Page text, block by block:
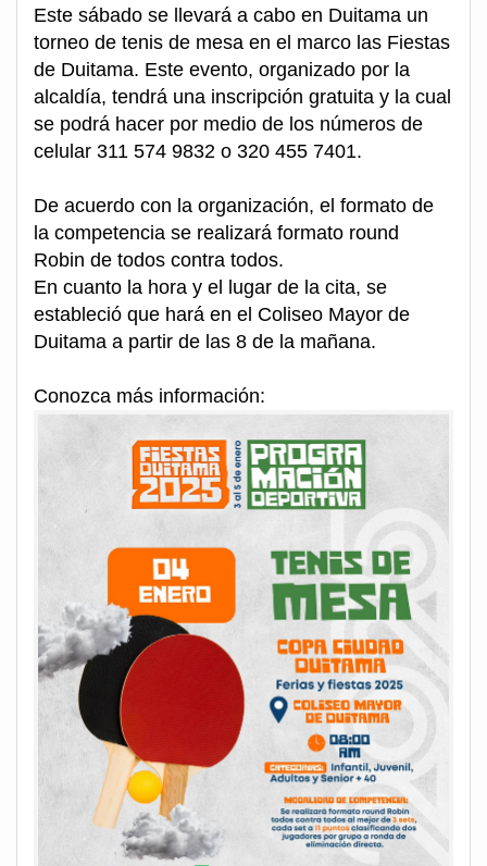
Este sábado se llevará a cabo en Duitama un
torneo de tenis de mesa en el marco las Fiestas
de Duitama. Este evento, organizado por la
alcaldía, tendrá una inscripción gratuita y la cual
se podrá hacer por medio de los números de
celular 311 574 9832 o 320 455 7401.
De acuerdo con la organización, el formato de
la competencia se realizará formato round
Robin de todos contra todos.
En cuanto la hora y el lugar de la cita, se
estableció que hará en el Coliseo Mayor de
Duitama a partir de las 8 de la mañana.
Conozca más información: